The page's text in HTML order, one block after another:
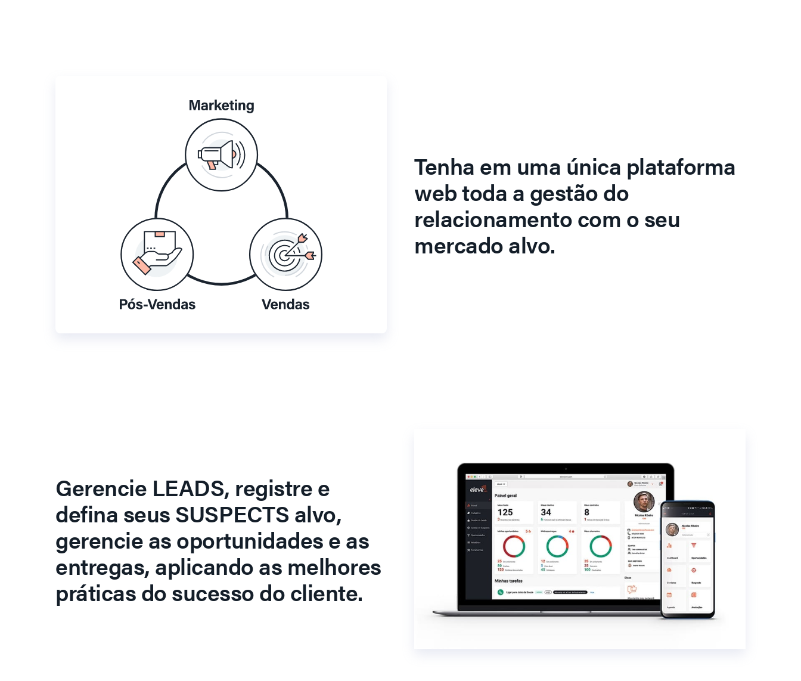
Tenha em uma única plataforma
web toda a gestão do
relacionamento com o seu
mercado alvo.
Gerencie LEADS, registre e
defina seus SUSPECTS alvo,
gerencie as oportunidades e as
entregas, aplicando as melhores
práticas do sucesso do cliente.